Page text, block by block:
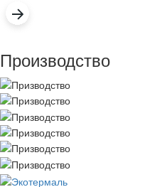
Производство